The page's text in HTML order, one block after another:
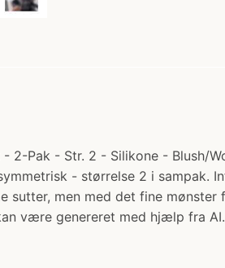
- 2-Pak - Str. 2 - Silikone - Blush/
- størrelse 2 i sampak.
sutter, men med det fine
være genereret med hjælp fra AI.